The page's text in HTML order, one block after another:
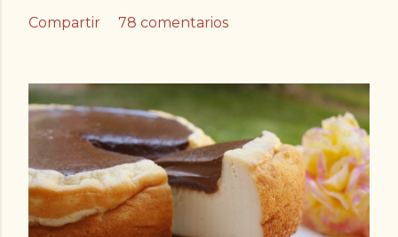
Compartir 78 comentarios